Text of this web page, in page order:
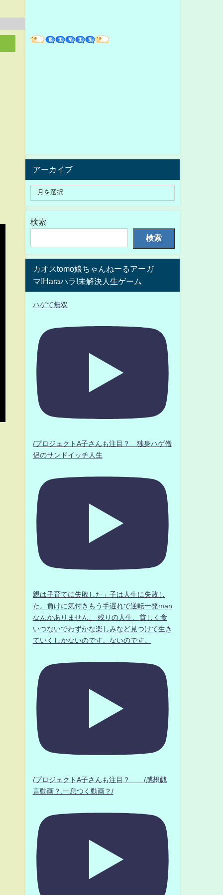
アーカイブ
検索
検索
カオスtomo娘ちゃんねーるアーガ
マ!Haraハラ!未解決人生ゲーム
ハゲて無双
/プロジェクトA子さんも注目？ 独身ハゲ僧
侶のサンドイッチ人生
親は子育てに失敗した」子は人生に失敗し
た。負けに気付きもう手遅れで逆転一発man
なんかありません、 残りの人生、貧しく食
いつないでわずかな楽しみなど見つけて生き
ていくしかないのです。ないのです。
/プロジェクトA子さんも注目？ /感想戯
言動画？.一息つく動画？/